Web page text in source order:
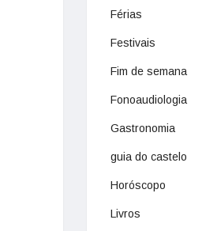
Férias
Festivais
Fim de semana
Fonoaudiologia
Gastronomia
guia do castelo
Horóscopo
Livros